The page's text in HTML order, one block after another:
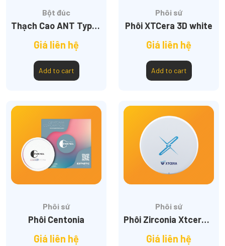
Bột đúc
Thạch Cao ANT Type IV
Giá liên hệ
Add to cart
Phôi sứ
Phôi XTCera 3D white
Giá liên hệ
Add to cart
Phôi sứ
Phôi Centonia
Giá liên hệ
Phôi sứ
Phôi Zirconia Xtcera HT
Giá liên hệ